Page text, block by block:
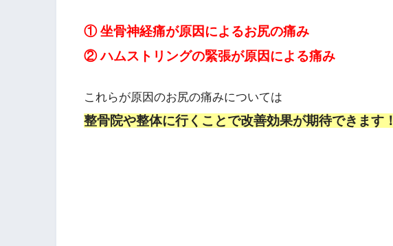
① 坐骨神経痛が原因によるお尻の痛み
② ハムストリングの緊張が原因による痛み
これらが原因のお尻の痛みについては
整骨院や整体に行くことで改善効果が期待できます！